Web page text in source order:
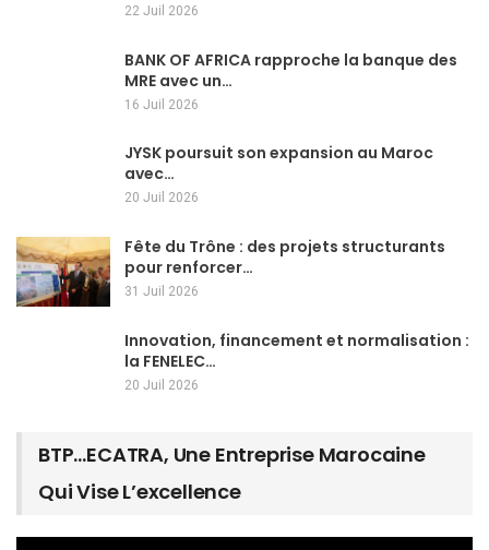
22 Juil 2026
BANK OF AFRICA rapproche la banque des
MRE avec un…
16 Juil 2026
JYSK poursuit son expansion au Maroc
avec…
20 Juil 2026
Fête du Trône : des projets structurants
pour renforcer…
31 Juil 2026
Innovation, financement et normalisation :
la FENELEC…
20 Juil 2026
BTP…ECATRA, Une Entreprise Marocaine
Qui Vise L’excellence